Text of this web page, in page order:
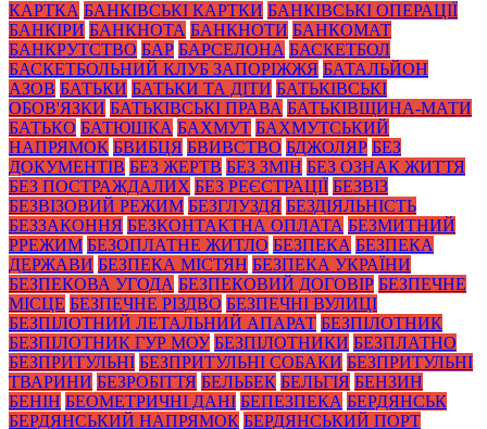
КАРТКА БАНКІВСЬКІ КАРТКИ БАНКІВСЬКІ ОПЕРАЦІЇ
БАНКІРИ БАНКНОТА БАНКНОТИ БАНКОМАТ
БАНКРУТСТВО БАР БАРСЕЛОНА БАСКЕТБОЛ
БАСКЕТБОЛЬНИЙ КЛУБ ЗАПОРІЖЖЯ БАТАЛЬЙОН
АЗОВ БАТЬКИ БАТЬКИ ТА ДІТИ БАТЬКІВСЬКІ
ОБОВ'ЯЗКИ БАТЬКІВСЬКІ ПРАВА БАТЬКІВЩИНА-МАТИ
БАТЬКО БАТЮШКА БАХМУТ БАХМУТСЬКИЙ
НАПРЯМОК БВИБЦЯ БВИВСТВО БДЖОЛЯР БЕЗ
ДОКУМЕНТІВ БЕЗ ЖЕРТВ БЕЗ ЗМІН БЕЗ ОЗНАК ЖИТТЯ
БЕЗ ПОСТРАЖДАЛИХ БЕЗ РЕЄСТРАЦІЇ БЕЗВІЗ
БЕЗВІЗОВИЙ РЕЖИМ БЕЗГЛУЗДЯ БЕЗДІЯЛЬНІСТЬ
БЕЗЗАКОННЯ БЕЗКОНТАКТНА ОПЛАТА БЕЗМИТНИЙ
РРЕЖИМ БЕЗОПЛАТНЕ ЖИТЛО БЕЗПЕКА БЕЗПЕКА
ДЕРЖАВИ БЕЗПЕКА МІСТЯН БЕЗПЕКА УКРАЇНИ
БЕЗПЕКОВА УГОДА БЕЗПЕКОВИЙ ДОГОВІР БЕЗПЕЧНЕ
МІСЦЕ БЕЗПЕЧНЕ РІЗДВО БЕЗПЕЧНІ ВУЛИЦІ
БЕЗПІЛОТНИЙ ЛЕТАЛЬНИЙ АПАРАТ БЕЗПІЛОТНИК
БЕЗПІЛОТНИК ГУР МОУ БЕЗПІЛОТНИКИ БЕЗПЛАТНО
БЕЗПРИТУЛЬНІ БЕЗПРИТУЛЬНІ СОБАКИ БЕЗПРИТУЛЬНІ
ТВАРИНИ БЕЗРОБІТТЯ БЕЛЬБЕК БЕЛЬГІЯ БЕНЗИН
БЕНІН БЕОМЕТРИЧНІ ДАНІ БЕПЕЗПЕКА БЕРДЯНСЬК
БЕРДЯНСЬКИЙ НАПРЯМОК БЕРДЯНСЬКИЙ ПОРТ